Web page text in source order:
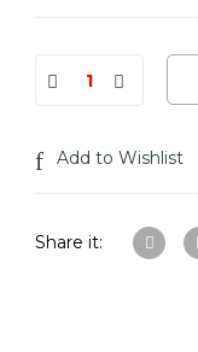
Add to Wishlist
Share it: